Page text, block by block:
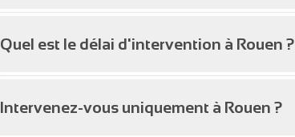
Quel est le délai d'intervention à Rouen ?
Intervenez-vous uniquement à Rouen ?